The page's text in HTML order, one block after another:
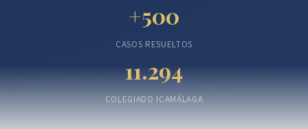
+500
CASOS RESUELTOS
11.294
COLEGIADO ICAMÁLAGA